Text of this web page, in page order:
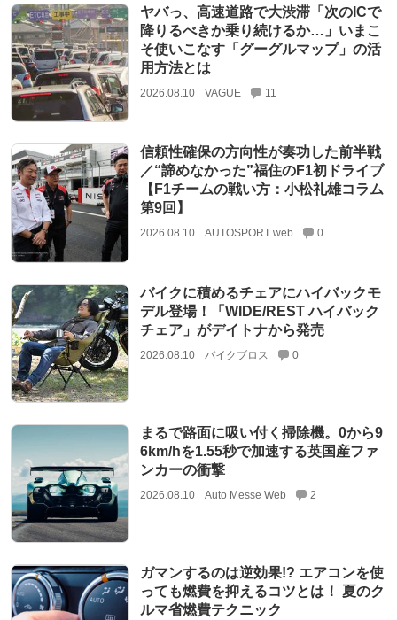
ヤバっ、高速道路で大渋滞「次のICで
降りるべきか乗り続けるか…」いまこ
そ使いこなす「グーグルマップ」の活
用方法とは
2026.08.10 VAGUE 11
信頼性確保の方向性が奏功した前半戦
／“諦めなかった”福住のF1初ドライブ
【F1チームの戦い方：小松礼雄コラム
第9回】
2026.08.10 AUTOSPORT web 0
バイクに積めるチェアにハイバックモ
デル登場！「WIDE/REST ハイバック
チェア」がデイトナから発売
2026.08.10 バイクブロス 0
まるで路面に吸い付く掃除機。0から9
6km/hを1.55秒で加速する英国産ファ
ンカーの衝撃
2026.08.10 Auto Messe Web 2
ガマンするのは逆効果!? エアコンを使
っても燃費を抑えるコツとは！ 夏のク
ルマ省燃費テクニック